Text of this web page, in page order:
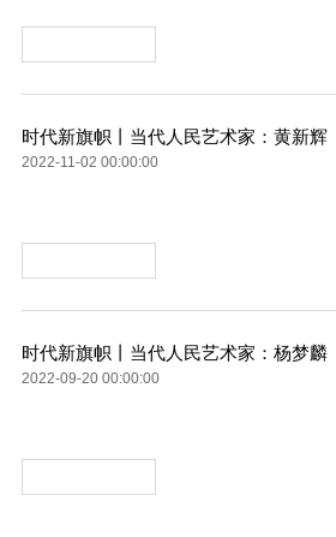
时代新旗帜丨当代人民艺术家：黄新辉
2022-11-02 00:00:00
时代新旗帜丨当代人民艺术家：杨梦麟
2022-09-20 00:00:00